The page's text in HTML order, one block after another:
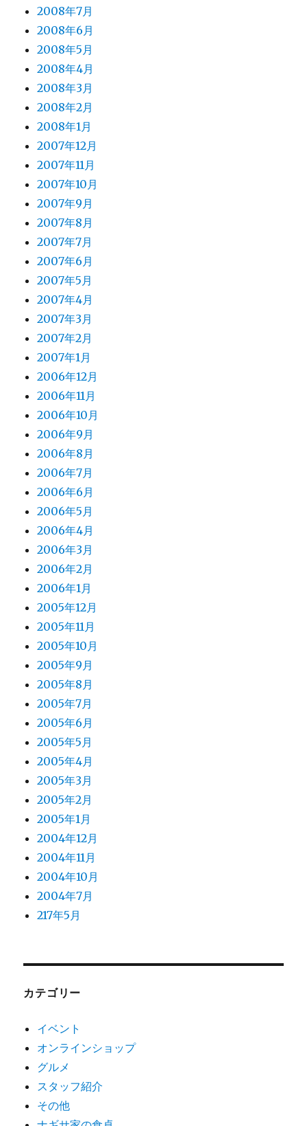
2008年7月
2008年6月
2008年5月
2008年4月
2008年3月
2008年2月
2008年1月
2007年12月
2007年11月
2007年10月
2007年9月
2007年8月
2007年7月
2007年6月
2007年5月
2007年4月
2007年3月
2007年2月
2007年1月
2006年12月
2006年11月
2006年10月
2006年9月
2006年8月
2006年7月
2006年6月
2006年5月
2006年4月
2006年3月
2006年2月
2006年1月
2005年12月
2005年11月
2005年10月
2005年9月
2005年8月
2005年7月
2005年6月
2005年5月
2005年4月
2005年3月
2005年2月
2005年1月
2004年12月
2004年11月
2004年10月
2004年7月
217年5月
カテゴリー
イベント
オンラインショップ
グルメ
スタッフ紹介
その他